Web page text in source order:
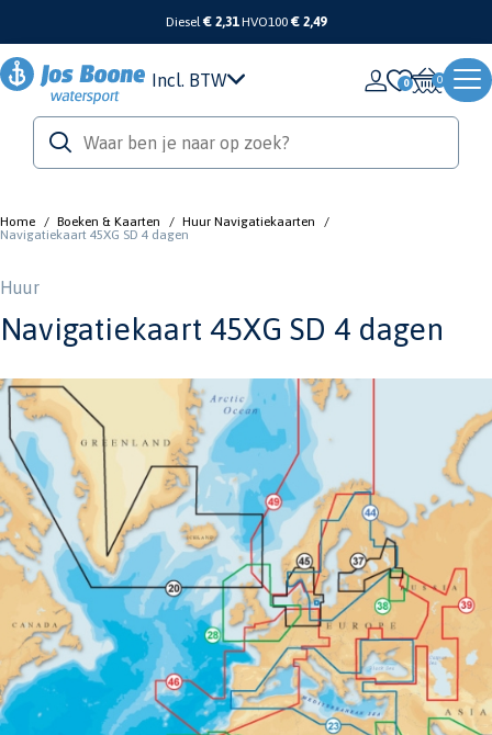
Diesel€ 2,31 HVO100 € 2,49
Incl. BTW 0
Home / Boeken & Kaarten / Huur Navigatiekaarten
/
Navigatiekaart 45XG SD 4 dagen
Huur
Navigatiekaart 45XG SD 4 dagen